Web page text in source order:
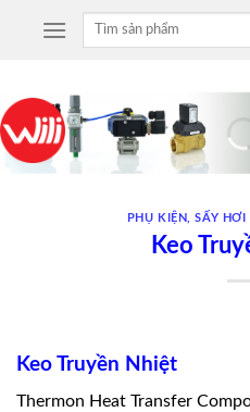
Tìm
PHỤ KIỆN ,SẤY HƠI
Keo
Keo Truyền Nhiệt
Thermon Heat Transfer